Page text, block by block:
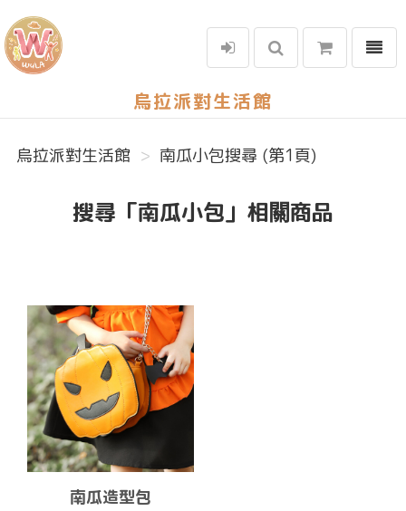
烏拉派對生活館
選單
烏拉派對生活館 南瓜小包搜尋 (第1頁)
搜尋「南瓜小包」相關商品
南瓜造型包